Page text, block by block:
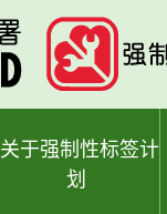
关于强制性标签计
划